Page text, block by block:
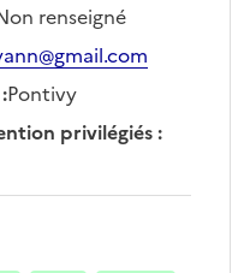
renseigné
:Pontivy
privilégiés: